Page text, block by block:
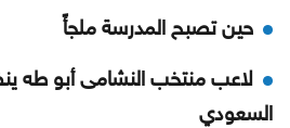
حين تصبح المدرسة ملجأً
لاعب منتخب النشامى أبو طه
السعودي